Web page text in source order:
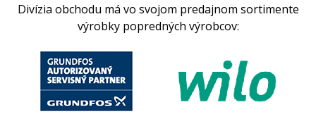
Divízia obchodu má vo svojom predajnom sortimente
výrobky popredných výrobcov: